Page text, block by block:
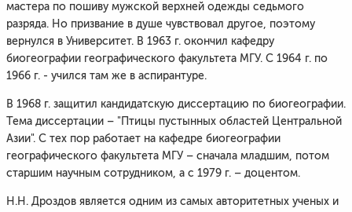
мастера по пошиву мужской верхней одежды седьмого
разряда. Но призвание в душе чувствовал другое, поэтому
вернулся в Университет. В 1963 г. окончил кафедру
биогеографии географического факультета МГУ. С 1964 г. по
1966 г. - учился там же в аспирантуре.
В 1968 г. защитил кандидатскую диссертацию по биогеографии.
Тема диссертации – "Птицы пустынных областей Центральной
Азии". С тех пор работает на кафедре биогеографии
географического факультета МГУ – сначала младшим, потом
старшим научным сотрудником, а с 1979 г. – доцентом.
Н.Н. Дроздов является одним из самых авторитетных ученых и